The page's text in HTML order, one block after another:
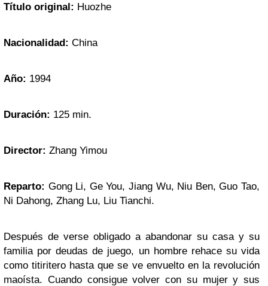
Título original: Huozhe
Nacionalidad: China
Año: 1994
Duración: 125 min.
Director: Zhang Yimou
Reparto: Gong Li, Ge You, Jiang Wu, Niu Ben, Guo Tao,
Ni Dahong, Zhang Lu, Liu Tianchi.
Después de verse obligado a abandonar su casa y su
familia por deudas de juego, un hombre rehace su vida
como titiritero hasta que se ve envuelto en la revolución
maoísta. Cuando consigue volver con su mujer y sus